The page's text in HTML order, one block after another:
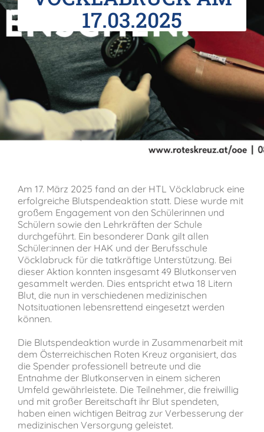
Verein der Freunde
Jobs
Absolventenverband
17.03.2025
Am 17. März 2025 fand an der HTL Vöcklabruck eine
erfolgreiche Blutspendeaktion statt. Diese wurde mit
großem Engagement von den Schülerinnen und
Schülern sowie den Lehrkräften der Schule
durchgeführt. Ein besonderer Dank gilt allen
Schüler:innen der HAK und der Berufsschule
Vöcklabruck für die tatkräftige Unterstützung. Bei
dieser Aktion konnten insgesamt 49 Blutkonserven
gesammelt werden. Dies entspricht etwa 18 Litern
Blut, die nun in verschiedenen medizinischen
Notsituationen lebensrettend eingesetzt werden
können.
Die Blutspendeaktion wurde in Zusammenarbeit mit
dem Österreichischen Roten Kreuz organisiert, das
die Spender professionell betreute und die
Entnahme der Blutkonserven in einem sicheren
Umfeld gewährleistete. Die Teilnehmer, die freiwillig
und mit großer Bereitschaft ihr Blut spendeten,
haben einen wichtigen Beitrag zur Verbesserung der
medizinischen Versorgung geleistet.